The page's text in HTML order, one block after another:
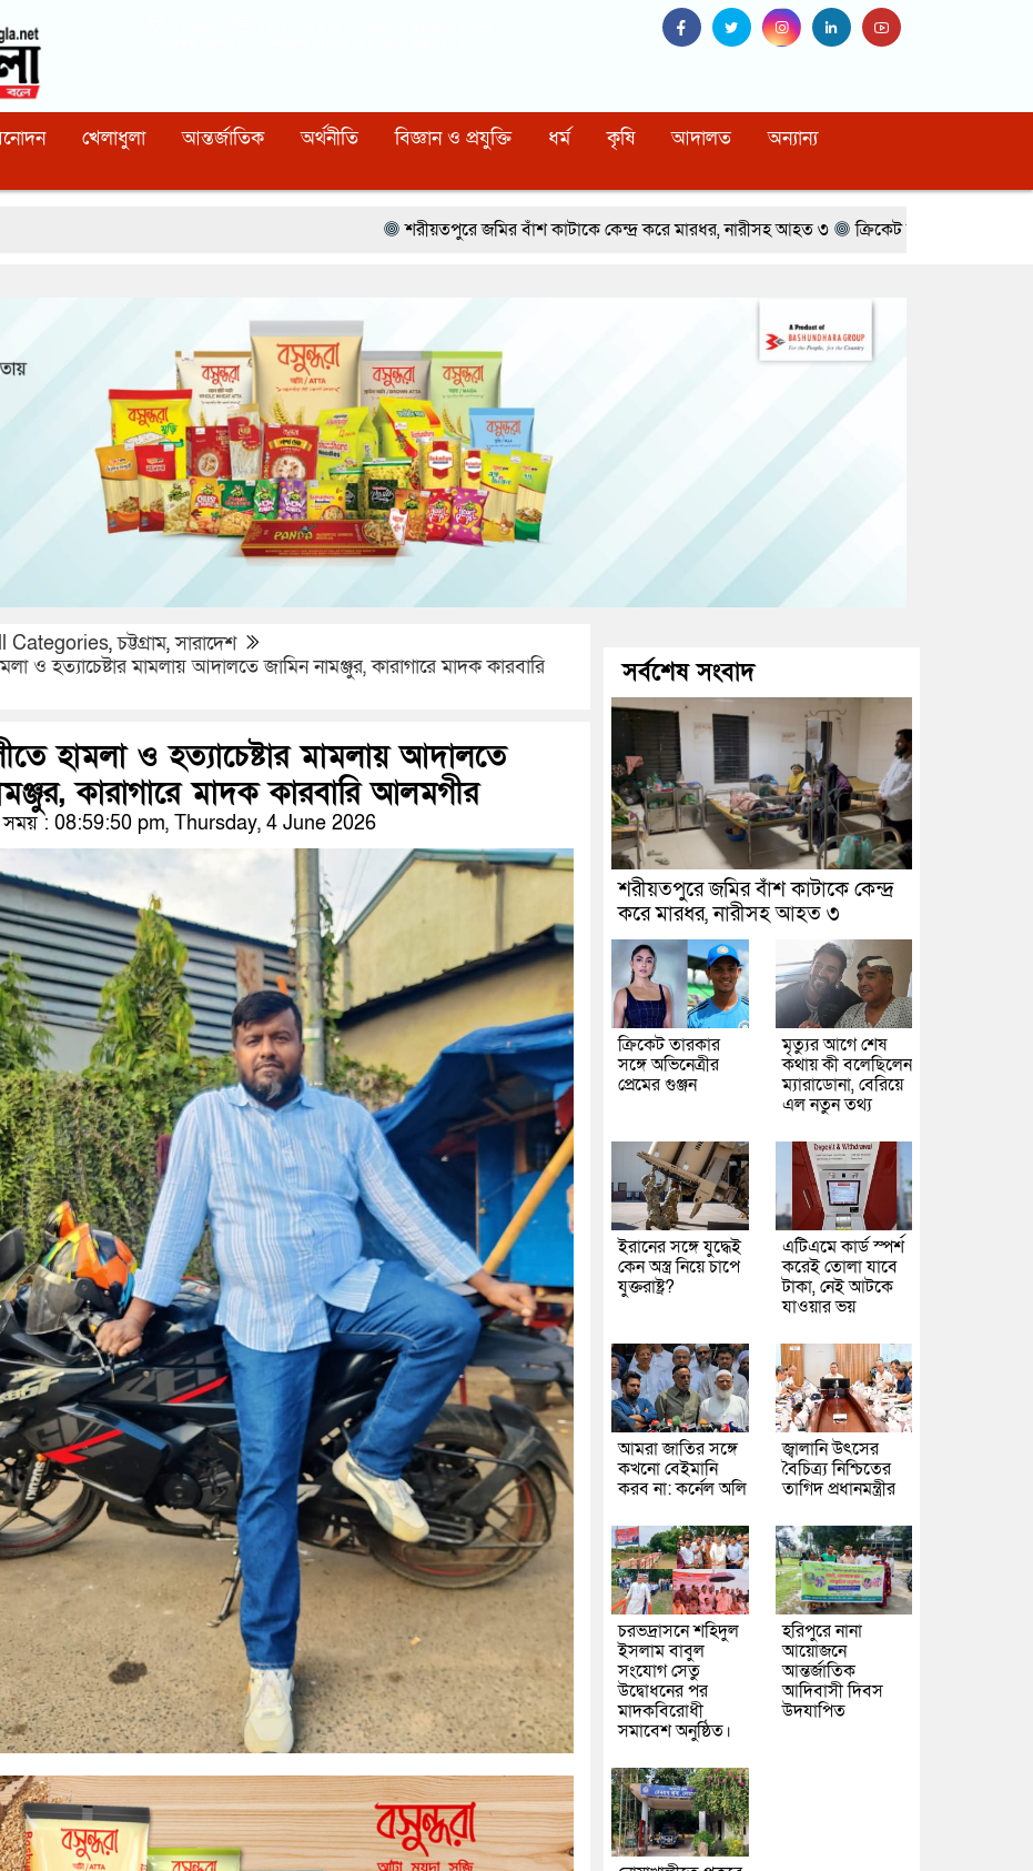
খেলাধুলা আন্তর্জাতিক অর্থনীতি বিজ্ঞান ও প্রযুক্তি ধর্ম কৃষি আদালত অন্যান্য
শরীয়তপুরে জমির বাঁশ কাটাকে কেন্দ্র করে মারধর, নারীসহ আহত ৩ ক্রিকেট তারকার সঙ্গে অভিনেত্রীর প্রেমের গুঞ্জন
Categories,চট্টগ্রাম,সারাদেশ
ও হত্যাচেষ্টার মামলায় আদালতে জামিন নামঞ্জুর, কারাগারে মাদক কারবারি
হামলা ও হত্যাচেষ্টার মামলায় আদালতে
কারাগারে মাদক কারবারি আলমগীর
: 08:59:50 pm, Thursday, 4 June 2026
সর্বশেষ সংবাদ
শরীয়তপুরে জমির বাঁশ কাটাকে কেন্দ্র
করে মারধর, নারীসহ আহত ৩
ক্রিকেট তারকার
সঙ্গে অভিনেত্রীর
প্রেমের গুঞ্জন
মৃত্যুর আগে শেষ
কথায় কী বলেছিলেন
ম্যারাডোনা, বেরিয়ে
এল নতুন তথ্য
ইরানের সঙ্গে যুদ্ধেই
কেন অস্ত্র নিয়ে চাপে
যুক্তরাষ্ট্র?
এটিএমে কার্ড স্পর্শ
করেই তোলা যাবে
টাকা, নেই আটকে
যাওয়ার ভয়
আমরা জাতির সঙ্গে
কখনো বেইমানি
করব না: কর্নেল অলি
জ্বালানি উৎসের
বৈচিত্র্য নিশ্চিতের
তাগিদ প্রধানমন্ত্রীর
চরভদ্রাসনে শহিদুল
ইসলাম বাবুল
সংযোগ সেতু
উদ্বোধনের পর
মাদকবিরোধী
সমাবেশ অনুষ্ঠিত।
হরিপুরে নানা
আয়োজনে
আন্তর্জাতিক
আদিবাসী দিবস
উদযাপিত